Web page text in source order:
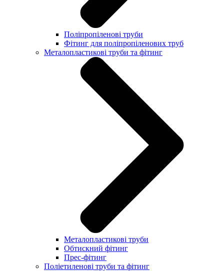
Поліпропіленові труби
Фітинг для поліпропіленових труб
Металопластикові труби та фітинг
Металопластикові труби
Обтискний фітинг
Прес-фітинг
Поліетиленові труби та фітинг